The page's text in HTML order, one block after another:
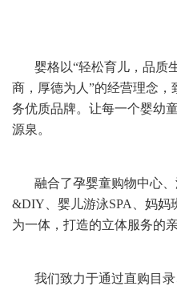
婴格以“轻松育儿，品质
商，厚德为人”的经营理念
务优质品牌。让每一个婴幼
源泉。
融合了孕婴童购物中心、
&DIY、婴儿游泳SPA、妈妈
为一体，打造的立体服务的
我们致力于通过直购目录